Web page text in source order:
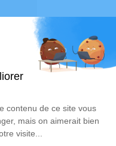
Déroulé